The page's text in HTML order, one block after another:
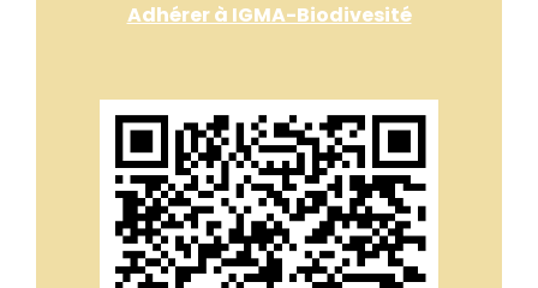
Adhérer à IGMA-Biodivesité